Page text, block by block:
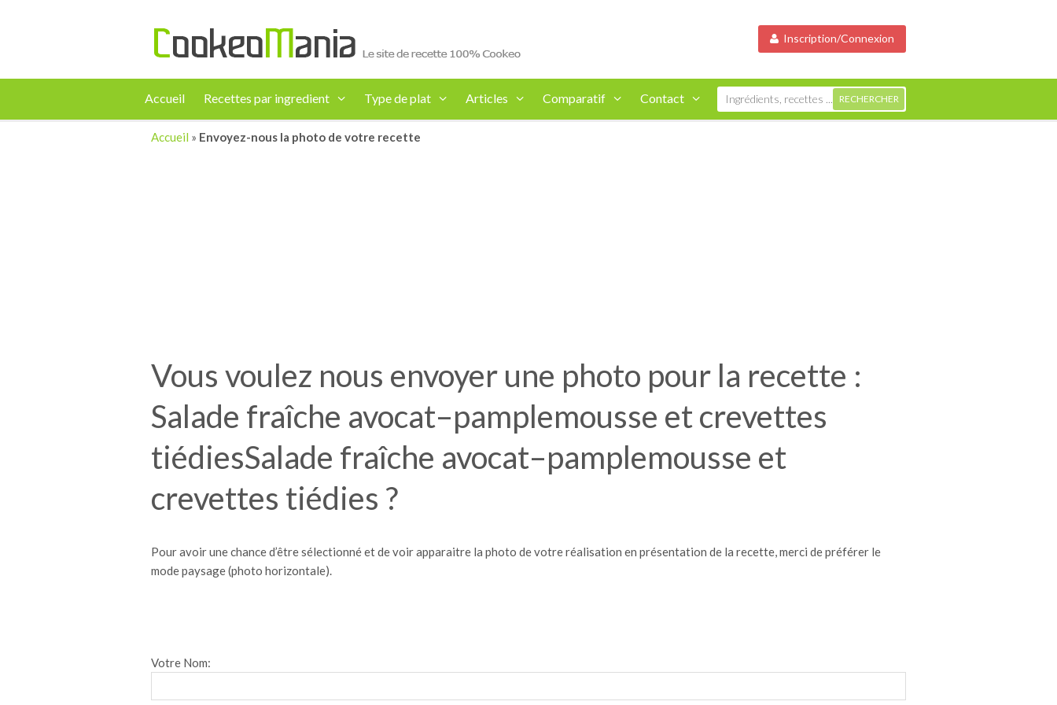
Inscription/Connexion
Accueil Recettes par ingredient Type de plat Articles Comparatif Contact
Accueil » Envoyez-nous la photo de votre recette
Vous voulez nous envoyer une photo pour la recette :
Salade fraîche avocat–pamplemousse et crevettes
tiédiesSalade fraîche avocat–pamplemousse et
crevettes tiédies ?
Pour avoir une chance d’être sélectionné et de voir apparaitre la photo de votre réalisation en présentation de la recette, merci de préférer le
mode paysage (photo horizontale).
Votre Nom: